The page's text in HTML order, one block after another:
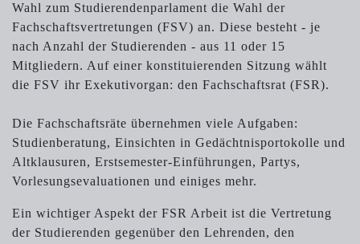
Wahl zum Studierendenparlament die Wahl der
Fachschaftsvertretungen (FSV) an. Diese besteht - je
nach Anzahl der Studierenden - aus 11 oder 15
Mitgliedern. Auf einer konstituierenden Sitzung wählt
die FSV ihr Exekutivorgan: den Fachschaftsrat (FSR).
Die Fachschaftsräte übernehmen viele Aufgaben:
Studienberatung, Einsichten in Gedächtnisportokolle und
Altklausuren, Erstsemester-Einführungen, Partys,
Vorlesungsevaluationen und einiges mehr.
Ein wichtiger Aspekt der FSR Arbeit ist die Vertretung
der Studierenden gegenüber den Lehrenden, den